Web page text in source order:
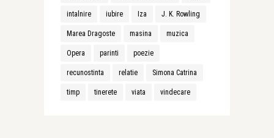
intalnire iubire Iza J. K. Rowling
Marea Dragoste masina muzica
Opera parinti poezie
recunostinta relatie Simona Catrina
timp tinerete viata vindecare